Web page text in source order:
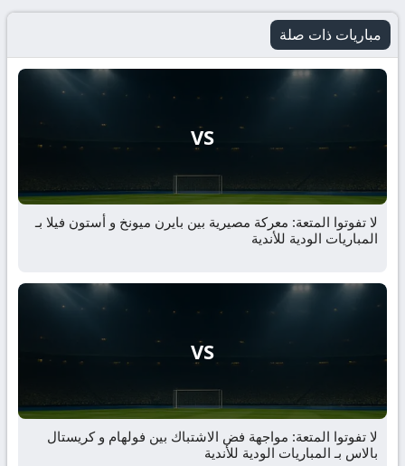
مباريات ذات صلة
VS
لا تفوتوا المتعة: معركة مصيرية بين بايرن ميونخ و أستون فيلا بـ
المباريات الودية للأندية
VS
لا تفوتوا المتعة: مواجهة فض الاشتباك بين فولهام و كريستال
بالاس بـ المباريات الودية للأندية